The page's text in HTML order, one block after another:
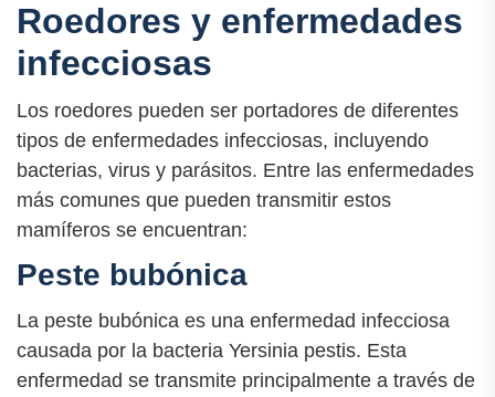
Roedores y enfermedades
infecciosas
Los roedores pueden ser portadores de diferentes
tipos de enfermedades infecciosas, incluyendo
bacterias, virus y parásitos. Entre las enfermedades
más comunes que pueden transmitir estos
mamíferos se encuentran:
Peste bubónica
La peste bubónica es una enfermedad infecciosa
causada por la bacteria Yersinia pestis. Esta
enfermedad se transmite principalmente a través de